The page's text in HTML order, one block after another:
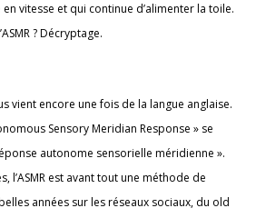
vitesse et qui continue d’alimenter la toile.
? Décryptage.
vient encore une fois de la langue anglaise.
Sensory Meridian Response » se
autonome sensorielle méridienne ».
l’ASMR est avant tout une méthode de
années sur les réseaux sociaux, du old